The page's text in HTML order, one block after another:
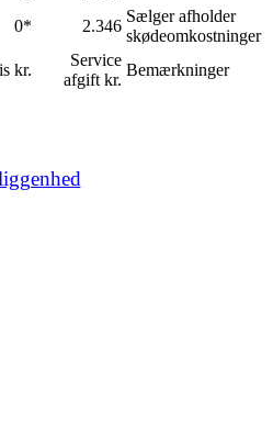
0* 2.346
Sælger afholder
skødeomkostninger
kr.
Service
afgift kr.
Bemærkninger